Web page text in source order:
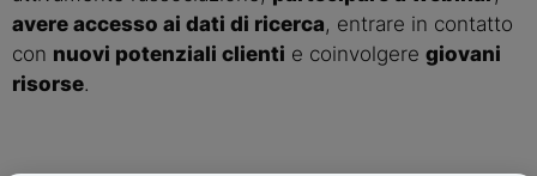
avere accesso ai dati di ricerca, entrare in contatto
con nuovi potenziali clienti e coinvolgere giovani
risorse.